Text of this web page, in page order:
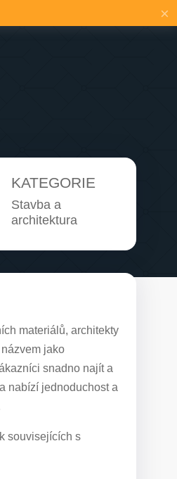
×
KATEGORIE
Stavba a
architektura
materiálů, architekty
jako
snadno najít a
nabízí jednoduchost a
souvisejících s